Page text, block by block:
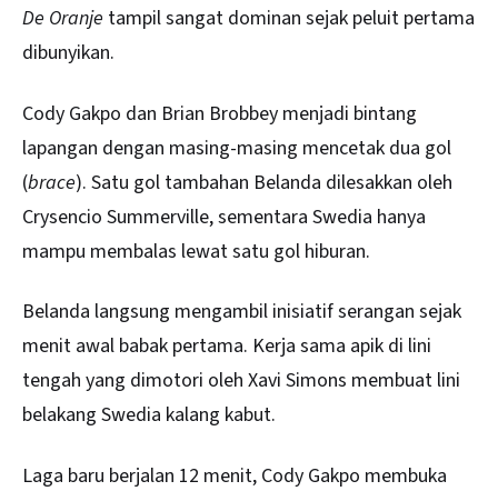
De Oranje tampil sangat dominan sejak peluit pertama
dibunyikan.
Cody Gakpo dan Brian Brobbey menjadi bintang
lapangan dengan masing-masing mencetak dua gol
(brace). Satu gol tambahan Belanda dilesakkan oleh
Crysencio Summerville, sementara Swedia hanya
mampu membalas lewat satu gol hiburan.
Belanda langsung mengambil inisiatif serangan sejak
menit awal babak pertama. Kerja sama apik di lini
tengah yang dimotori oleh Xavi Simons membuat lini
belakang Swedia kalang kabut.
Laga baru berjalan 12 menit, Cody Gakpo membuka